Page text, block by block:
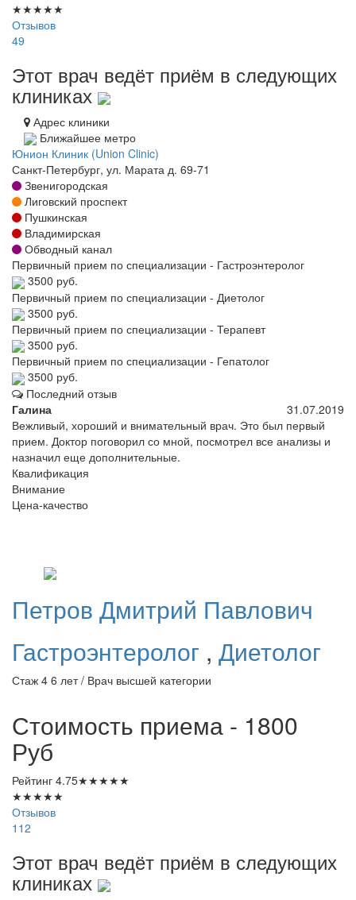
★★★★★
Отзывов
49
Этот врач ведёт приём в следующих
клиниках
Адрес клиники
Ближайшее метро
Юнион Клиник (Union Clinic)
Санкт-Петербург, ул. Марата д. 69-71
Звенигородская
Лиговский проспект
Пушкинская
Владимирская
Обводный канал
Первичный прием по специализации - Гастроэнтеролог
3500 руб.
Первичный прием по специализации - Диетолог
3500 руб.
Первичный прием по специализации - Терапевт
3500 руб.
Первичный прием по специализации - Гепатолог
3500 руб.
Последний отзыв
Галина
31.07.2019
Вежливый, хороший и внимательный врач. Это был первый
прием. Доктор поговорил со мной, посмотрел все анализы и
назначил еще дополнительные.
Квалификация
Внимание
Цена-качество
Петров Дмитрий Павлович
Гастроэнтеролог , Диетолог
Стаж 4 6 лет / Врач высшей категории
Стоимость приема - 1800
Руб
Рейтинг 4.75★★★★★
★★★★★
Отзывов
112
Этот врач ведёт приём в следующих
клиниках